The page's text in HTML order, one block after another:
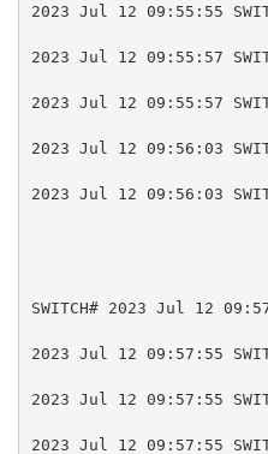
2023 Jul 12 09:55:55
2023 Jul 12 09:55:57
2023 Jul 12 09:55:57
2023 Jul 12 09:56:03
2023 Jul 12 09:56:03
SWITCH# 2023 Jul 12
2023 Jul 12 09:57:55
2023 Jul 12 09:57:55
2023 Jul 12 09:57:55